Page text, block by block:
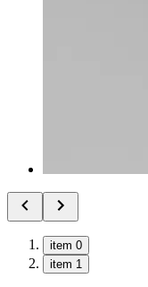
item 0
item 1